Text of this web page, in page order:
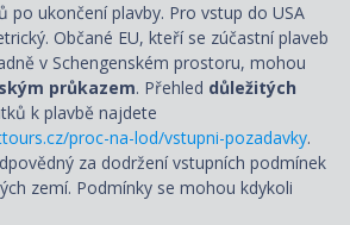
po ukončení plavby. Pro vstup do USA
Občané EU, kteří se zúčastní plaveb
v Schengenském prostoru, mohou
průkazem. Přehled důležitých
k plavbě najdete
proc-na-lod/vstupni-pozadavky.
za dodržení vstupních podmínek
zemí. Podmínky se mohou kdykoli